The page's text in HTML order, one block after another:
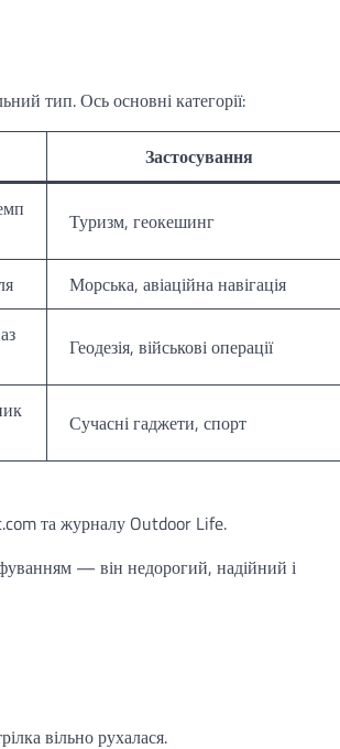
тип. Ось основні категорії:
Застосування
Туризм, геокешинг
Морська, авіаційна навігація
Геодезія, військові операції
Сучасні гаджети, спорт
та журналу Outdoor Life.
— він недорогий, надійний і
вільно рухалася.